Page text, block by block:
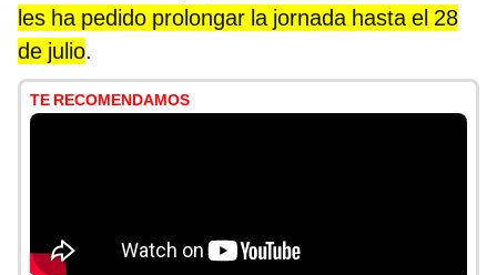
les ha pedido prolongar la jornada hasta el 28
de julio.
TE RECOMENDAMOS